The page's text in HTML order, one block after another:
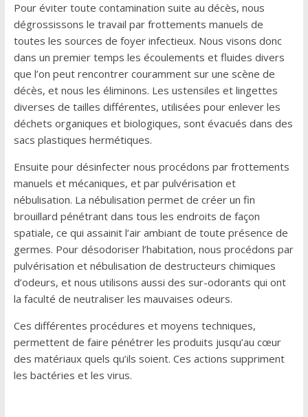
Pour éviter toute contamination suite au décès, nous
dégrossissons le travail par frottements manuels de
toutes les sources de foyer infectieux. Nous visons donc
dans un premier temps les écoulements et fluides divers
que l’on peut rencontrer couramment sur une scène de
décès, et nous les éliminons. Les ustensiles et lingettes
diverses de tailles différentes, utilisées pour enlever les
déchets organiques et biologiques, sont évacués dans des
sacs plastiques hermétiques.
Ensuite pour désinfecter nous procédons par frottements
manuels et mécaniques, et par pulvérisation et
nébulisation. La nébulisation permet de créer un fin
brouillard pénétrant dans tous les endroits de façon
spatiale, ce qui assainit l’air ambiant de toute présence de
germes. Pour désodoriser l’habitation, nous procédons par
pulvérisation et nébulisation de destructeurs chimiques
d’odeurs, et nous utilisons aussi des sur-odorants qui ont
la faculté de neutraliser les mauvaises odeurs.
Ces différentes procédures et moyens techniques,
permettent de faire pénétrer les produits jusqu’au cœur
des matériaux quels qu’ils soient. Ces actions suppriment
les bactéries et les virus.